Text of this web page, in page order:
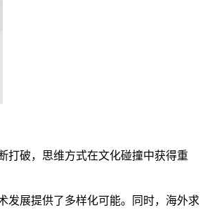
破，思维方式在文化碰撞中获得重
发展提供了多样化可能。同时，海外求